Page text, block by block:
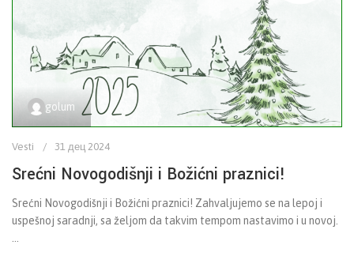
golum
Vesti 31 дец 2024
Srećni Novogodišnji i Božićni praznici!
Srećni Novogodišnji i Božićni praznici! Zahvaljujemo se na lepoj i
uspešnoj saradnji, sa željom da takvim tempom nastavimo i u novoj.
...